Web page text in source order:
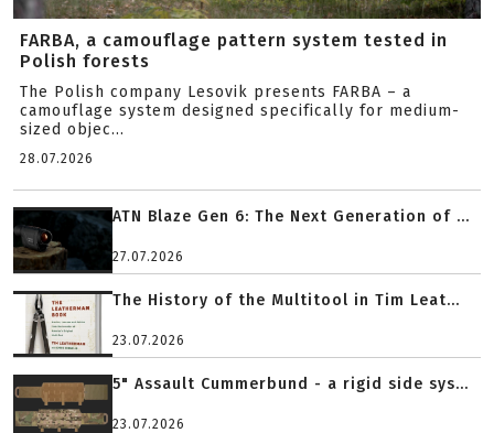
FARBA, a camouflage pattern system tested in
Polish forests
The Polish company Lesovik presents FARBA – a
camouflage system designed specifically for medium-
sized objec...
28.07.2026
ATN Blaze Gen 6: The Next Generation of ...
27.07.2026
The History of the Multitool in Tim Leat...
23.07.2026
5" Assault Cummerbund - a rigid side sys...
23.07.2026